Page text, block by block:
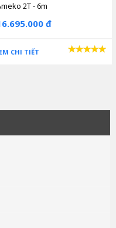
2T - 6m
đ
CHI TIẾT